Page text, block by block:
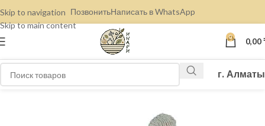
Skip to navigation
Skip to main content
ПозвонитьНаписать в WhatsApp
0 0,00
г. Алматы